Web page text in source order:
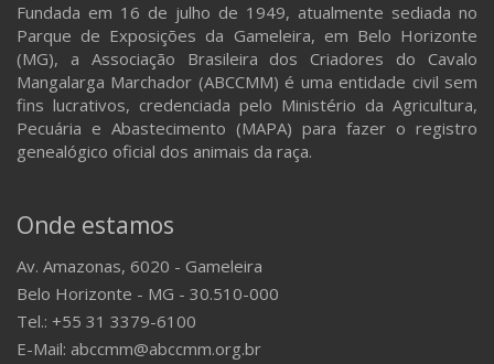
Fundada em 16 de julho de 1949, atualmente sediada no
Parque de Exposições da Gameleira, em Belo Horizonte
(MG), a Associação Brasileira dos Criadores do Cavalo
Mangalarga Marchador (ABCCMM) é uma entidade civil sem
fins lucrativos, credenciada pelo Ministério da Agricultura,
Pecuária e Abastecimento (MAPA) para fazer o registro
genealógico oficial dos animais da raça.
Onde estamos
Av. Amazonas, 6020 - Gameleira
Belo Horizonte - MG - 30.510-000
Tel.: +55 31 3379-6100
E-Mail: abccmm@abccmm.org.br